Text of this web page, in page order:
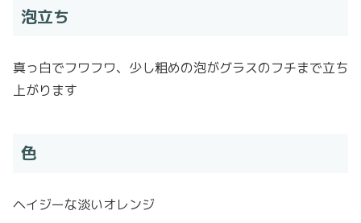
泡立ち
真っ白でフワフワ、少し粗めの泡がグラスのフチまで立ち
上がります
色
ヘイジーな淡いオレンジ